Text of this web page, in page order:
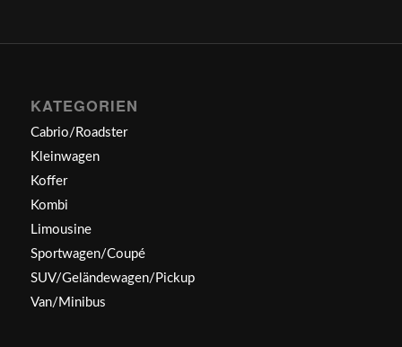
KATEGORIEN
Cabrio/Roadster
Kleinwagen
Koffer
Kombi
Limousine
Sportwagen/Coupé
SUV/Geländewagen/Pickup
Van/Minibus